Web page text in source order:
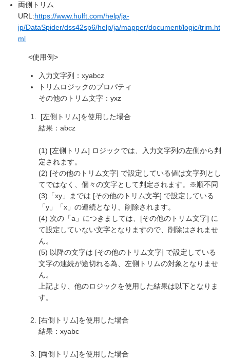
両側トリム
URL:https://www.hulft.com/help/ja-
jp/DataSpider/dss42sp6/help/ja/mapper/document/logic/trim.ht
ml
<使用例>
入力文字列：xyabcz
トリムロジックのプロパティ
その他のトリム文字：yxz
[左側トリム]を使用した場合
結果：abcz
(1) [左側トリム] ロジックでは、入力文字列の左側から判
定されます。
(2) [その他のトリム文字] で設定している値は文字列とし
てではなく、個々の文字として判定されます。※順不同
(3)「xy」までは [その他のトリム文字] で設定している
「y」「x」の連続となり、削除されます。
(4) 次の「a」につきましては、[その他のトリム文字] に
て設定していない文字となりますので、削除はされませ
ん。
(5) 以降の文字は [その他のトリム文字] で設定している
文字の連続が途切れる為、左側トリムの対象となりませ
ん。
上記より、他のロジックを使用した結果は以下となりま
す。
[右側トリム]を使用した場合
結果：xyabc
[両側トリム]を使用した場合